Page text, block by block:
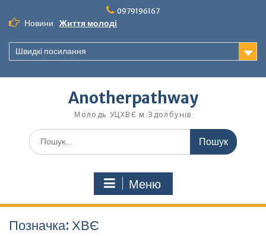
до
вмісту
0979196167
Новини Життя молоді
Швидкі посилання
Anotherpathway
Молодь УЦХВЄ м.Здолбунів
Шукати:
Меню
Позначка: ХВЄ